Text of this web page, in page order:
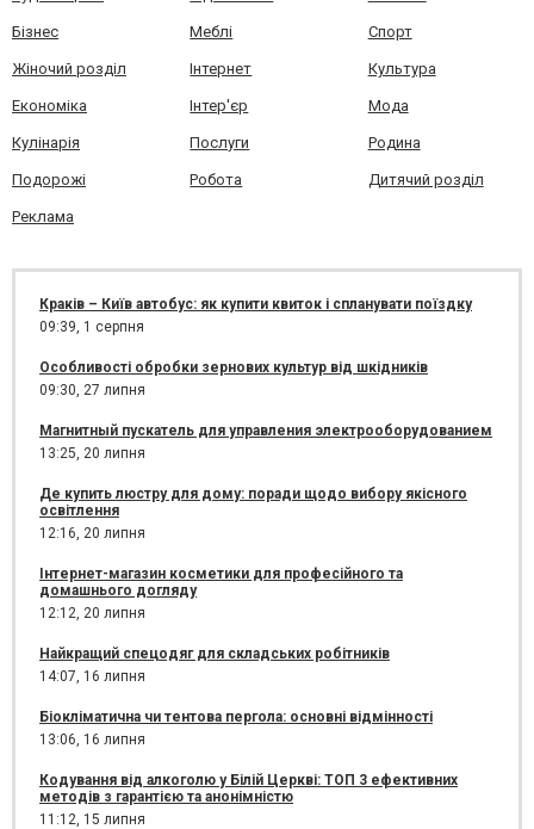
Бізнес Меблі Спорт
Жіночий розділ Інтернет Культура
Економіка Інтер'єр Мода
Кулінарія Послуги Родина
Подорожі Робота Дитячий розділ
Реклама
Краків – Київ автобус: як купити квиток і спланувати поїздку
09:39, 1 серпня
Особливості обробки зернових культур від шкідників
09:30, 27 липня
Магнитный пускатель для управления электрооборудованием
13:25, 20 липня
Де купить люстру для дому: поради щодо вибору якісного
освітлення
12:16, 20 липня
Інтернет-магазин косметики для професійного та
домашнього догляду
12:12, 20 липня
Найкращий спецодяг для складських робітників
14:07, 16 липня
Біокліматична чи тентова пергола: основні відмінності
13:06, 16 липня
Кодування від алкоголю у Білій Церкві: ТОП 3 ефективних
методів з гарантією та анонімністю
11:12, 15 липня